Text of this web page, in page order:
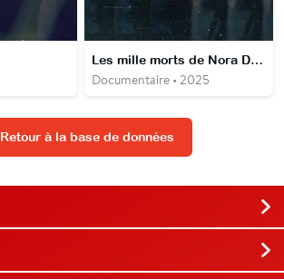
Les mille morts de Nora Dalmasso
Documentaire • 2025
Retour à la base de données